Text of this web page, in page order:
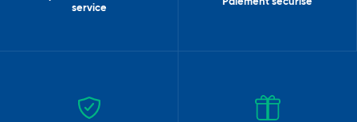
service
Paiement sécurisé